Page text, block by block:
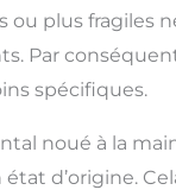
ou plus fragiles
Par
spécifiques.
noué à la
d’origine.